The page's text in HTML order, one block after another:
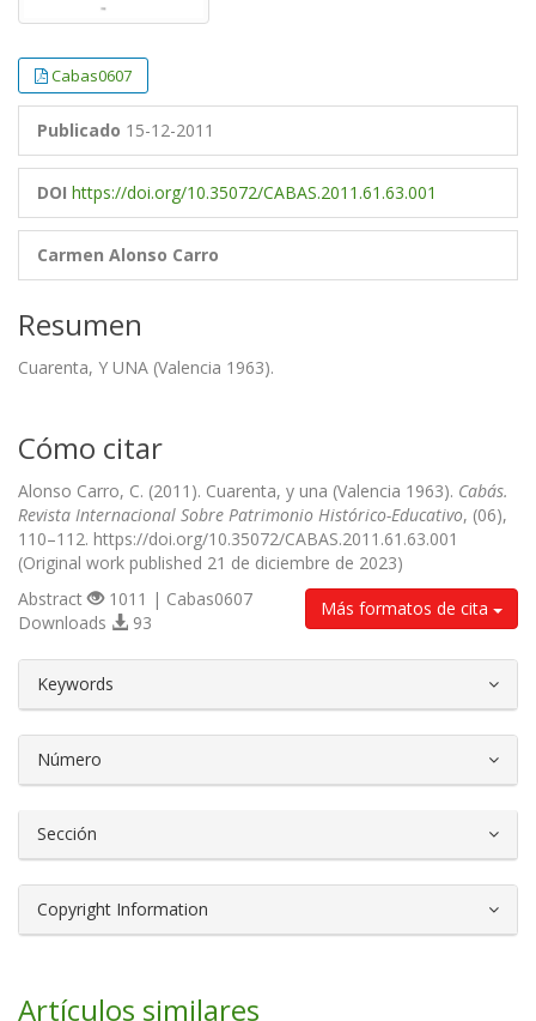
Cabas0607
Publicado 15-12-2011
DOI https://doi.org/10.35072/CABAS.2011.61.63.001
Carmen Alonso Carro
Resumen
Cuarenta, Y UNA (Valencia 1963).
Cómo citar
Alonso Carro, C. (2011). Cuarenta, y una (Valencia 1963). Cabás.
Revista Internacional Sobre Patrimonio Histórico-Educativo, (06),
110–112. https://doi.org/10.35072/CABAS.2011.61.63.001
(Original work published 21 de diciembre de 2023)
Más formatos de cita
Abstract
1011 | Cabas0607
Downloads
93
Keywords
Número
Sección
Copyright Information
Artículos similares